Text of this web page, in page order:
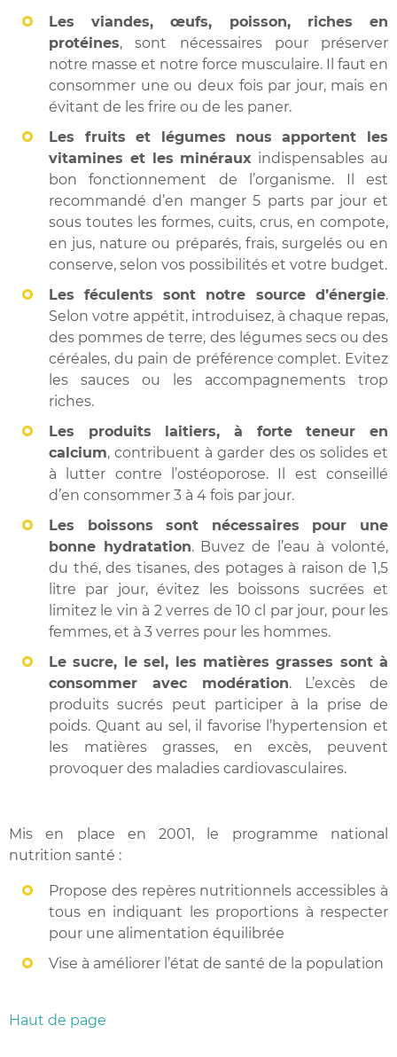
Les viandes, œufs, poisson, riches en
protéines, sont nécessaires pour préserver
notre masse et notre force musculaire. Il faut en
consommer une ou deux fois par jour, mais en
évitant de les frire ou de les paner.
Les fruits et légumes
nous apportent les
vitamines et les minéraux indispensables au
bon fonctionnement de l’organisme. Il est
recommandé d’en manger 5 parts par jour et
sous toutes les formes, cuits, crus, en compote,
en jus, nature ou préparés, frais, surgelés ou en
conserve, selon vos possibilités et votre budget.
Les féculents
sont notre source d’énergie.
Selon votre appétit, introduisez, à chaque repas,
des pommes de terre, des légumes secs ou des
céréales, du pain de préférence complet. Evitez
les sauces ou les accompagnements trop
riches.
Les produits laitiers, à forte teneur en
calcium, contribuent à garder des os solides et
à lutter contre l’ostéoporose. Il est conseillé
d’en consommer 3 à 4 fois par jour.
Les boissons sont nécessaires pour une
bonne hydratation. Buvez de l’eau à volonté,
du thé, des tisanes, des potages à raison de 1,5
litre par jour, évitez les boissons sucrées et
limitez le vin à 2 verres de 10 cl par jour, pour les
femmes, et à 3 verres pour les hommes.
Le sucre, le sel, les matières grasses sont à
consommer avec modération. L’excès de
produits sucrés peut participer à la prise de
poids. Quant au sel, il favorise l’hypertension et
les matières grasses, en excès, peuvent
provoquer des maladies cardiovasculaires.
Mis en place en 2001, le programme national
nutrition santé :
Propose des repères nutritionnels accessibles à
tous en indiquant les proportions à respecter
pour une alimentation équilibrée
Vise à améliorer l’état de santé de la population
Haut de page